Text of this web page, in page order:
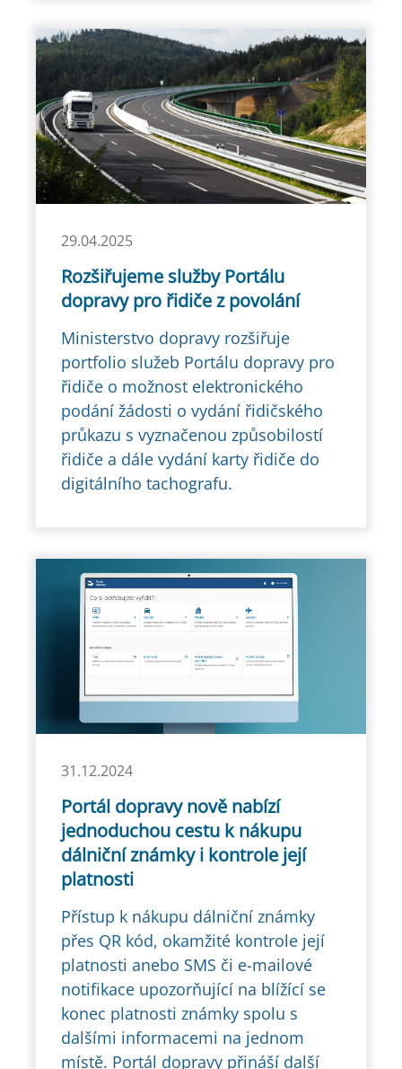
29.04.2025
Rozšiřujeme služby Portálu
dopravy pro řidiče z povolání
Ministerstvo dopravy rozšiřuje
portfolio služeb Portálu dopravy pro
řidiče o možnost elektronického
podání žádosti o vydání řidičského
průkazu s vyznačenou způsobilostí
řidiče a dále vydání karty řidiče do
digitálního tachografu.
31.12.2024
Portál dopravy nově nabízí
jednoduchou cestu k nákupu
dálniční známky i kontrole její
platnosti
Přístup k nákupu dálniční známky
přes QR kód, okamžité kontrole její
platnosti anebo SMS či e-mailové
notifikace upozorňující na blížící se
konec platnosti známky spolu s
dalšími informacemi na jednom
místě. Portál dopravy přináší další